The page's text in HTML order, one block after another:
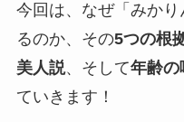
今回は、なぜ「みか
るのか、その5つの根
美人説、そして年齢の
ていきます！